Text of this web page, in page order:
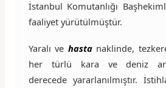
İstanbul Komutanlığı
faaliyet yürütülmüştür.
Yaralı ve hastanaklinde,
her türlü kara ve deniz
derecede yararlanılmıştır.